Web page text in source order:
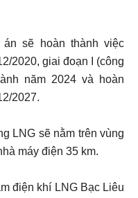
sẽ hoàn thành việc
2020, giai đoạn I (công
năm 2024 và hoàn
2027.
LNG sẽ nằm trên vùng
máy điện 35 km.
điện khí LNG Bạc Liêu